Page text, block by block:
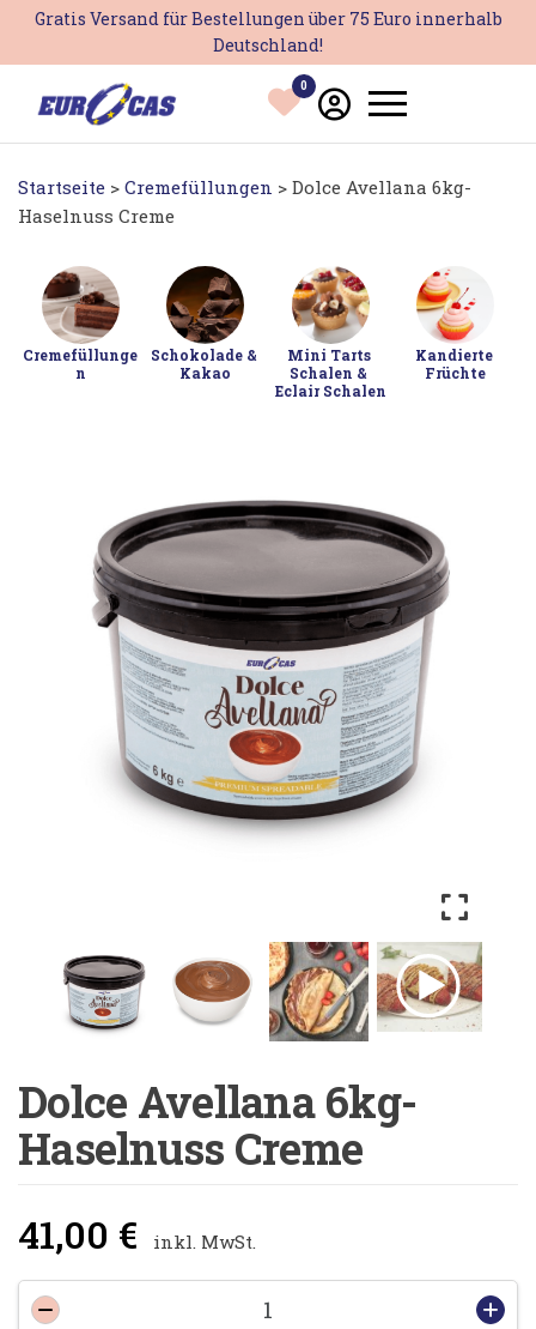
Zum
springen
Gratis Versand für Bestellungen über 75 Euro innerhalb
Deutschland!
0
Startseite > Cremefüllungen > Dolce Avellana 6kg-
Haselnuss Creme
Cremefüllunge
n
Schokolade &
Kakao
Mini Tarts
Schalen &
Eclair Schalen
Kandierte
Früchte
Dolce Avellana 6kg-
Haselnuss Creme
41,00 € inkl. MwSt.
-
Dolce
+